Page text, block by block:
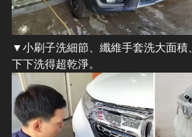
​▼小刷子洗細節、纖維手套洗大面積
下下洗得超乾淨。